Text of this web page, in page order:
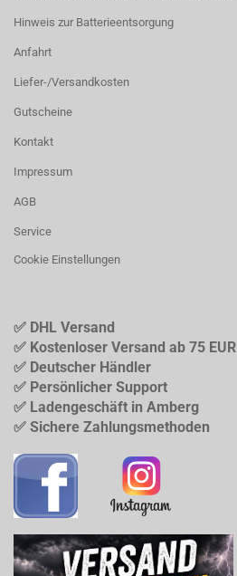
Hinweis zur Batterieentsorgung
Anfahrt
Liefer-/Versandkosten
Gutscheine
Kontakt
Impressum
AGB
Service
Cookie Einstellungen
✅ DHL Versand
✅ Kostenloser Versand ab 75 EUR
✅ Deutscher Händler
✅ Persönlicher Support
✅ Ladengeschäft in Amberg
✅ Sichere Zahlungsmethoden